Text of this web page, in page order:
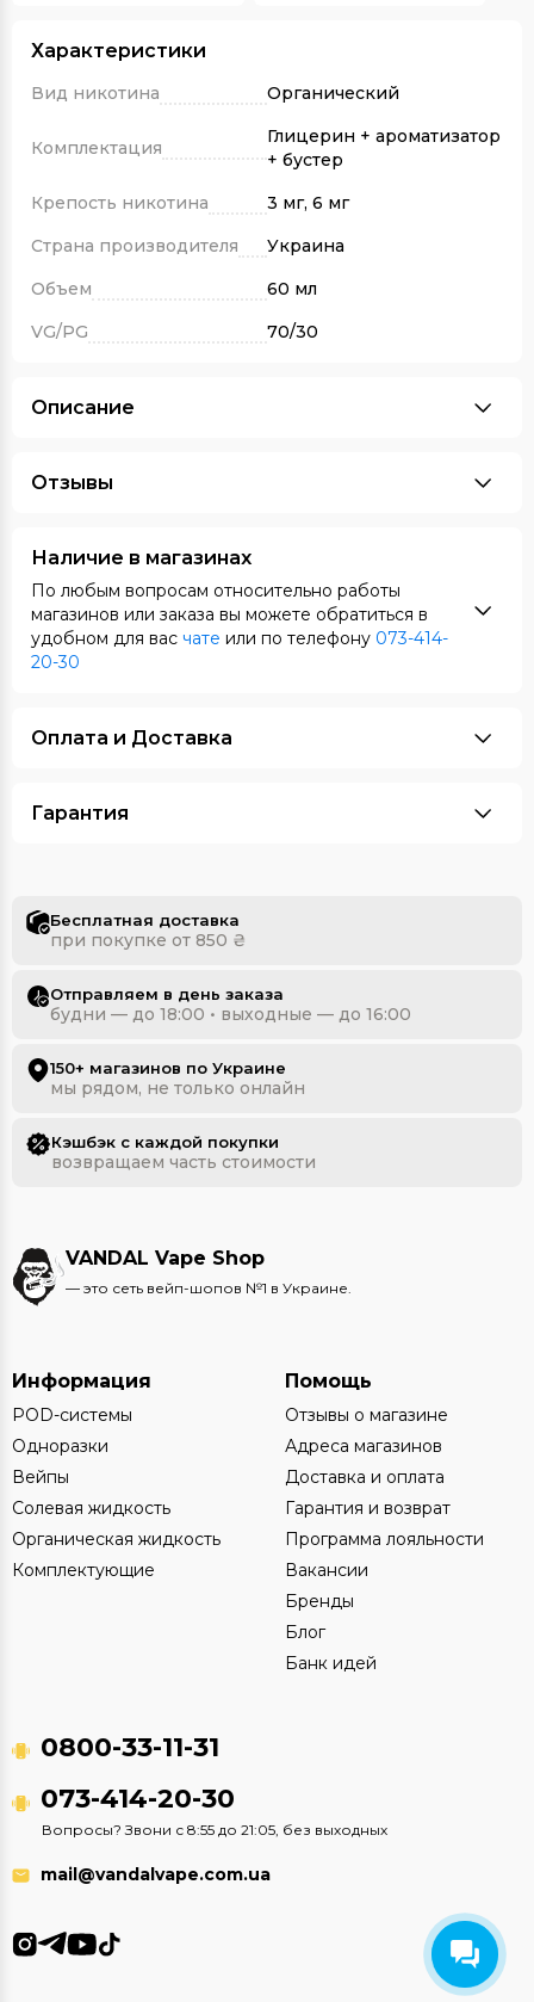
Характеристики
Вид никотина Органический
Комплектация
Глицерин + ароматизатор
+ бустер
Крепость никотина
3 мг, 6 мг
Страна производителя
Украина
Объем
60 мл
VG/PG
70/30
Описание
Отзывы
Наличие в магазинах
По любым вопросам относительно работы
магазинов или заказа вы можете обратиться в
удобном для вас чате или по телефону 073-414-
20-30
Оплата и Доставка
Гарантия
Бесплатная доставка
при покупке от 850 ₴
Отправляем в день заказа
будни — до 18:00 • выходные — до 16:00
150+ магазинов по Украине
мы рядом, не только онлайн
Кэшбэк с каждой покупки
возвращаем часть стоимости
VANDAL Vape Shop
— это сеть вейп-шопов №1 в Украине.
Информация
POD-системы
Одноразки
Вейпы
Солевая жидкость
Органическая жидкость
Комплектующие
Помощь
Отзывы о магазине
Адреса магазинов
Доставка и оплата
Гарантия и возврат
Программа лояльности
Вакансии
Бренды
Блог
Банк идей
0800-33-11-31
073-414-20-30
Вопросы? Звони с 8:55 до 21:05, без выходных
mail@vandalvape.com.ua